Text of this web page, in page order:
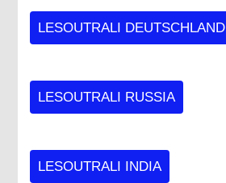
LESOUTRALI DEUTSCHLAND
LESOUTRALI RUSSIA
LESOUTRALI INDIA